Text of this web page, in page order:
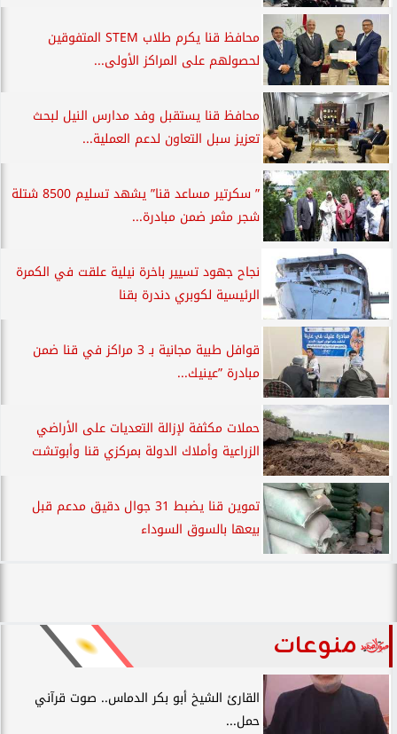
محافظ قنا يكرم طلاب STEM المتفوقين
لحصولهم على المراكز الأولى...
محافظ قنا يستقبل وفد مدارس النيل لبحث
تعزيز سبل التعاون لدعم العملية...
” سكرتير مساعد قنا” يشهد تسليم 8500 شتلة
شجر مثمر ضمن مبادرة...
نجاح جهود تسيير باخرة نيلية علقت في الكمرة
الرئيسية لكوبري دندرة بقنا
قوافل طبية مجانية بـ 3 مراكز في قنا ضمن
مبادرة ”عينيك...
حملات مكثفة لإزالة التعديات على الأراضي
الزراعية وأملاك الدولة بمركزي قنا وأبوتشت
تموين قنا يضبط 31 جوال دقيق مدعم قبل
بيعها بالسوق السوداء
منوعات
القارئ الشيخ أبو بكر الدماس.. صوت قرآني
حمل...